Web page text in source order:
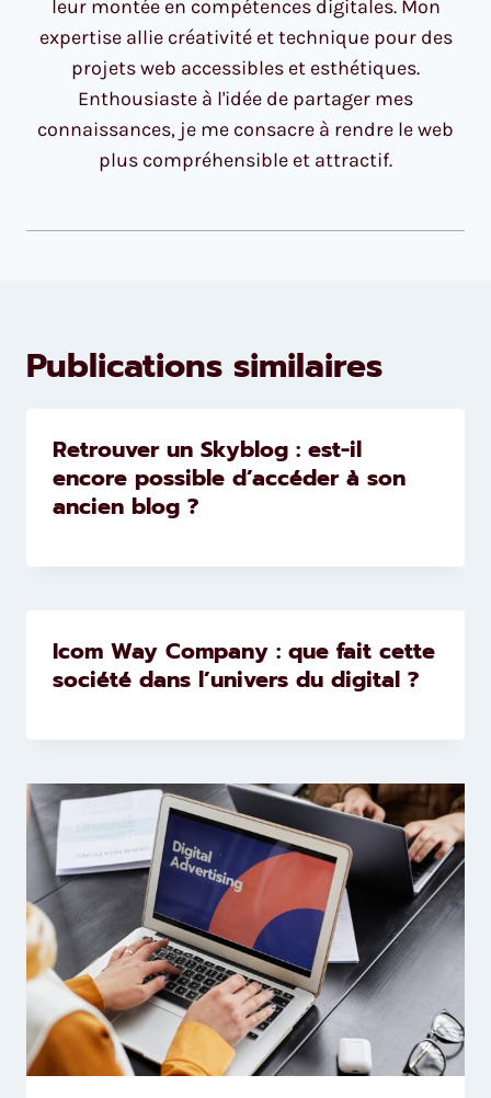
leur montée en compétences digitales. Mon
expertise allie créativité et technique pour des
projets web accessibles et esthétiques.
Enthousiaste à l'idée de partager mes
connaissances, je me consacre à rendre le web
plus compréhensible et attractif.
Publications similaires
Retrouver un Skyblog : est-il
encore possible d’accéder à son
ancien blog ?
Icom Way Company : que fait cette
société dans l’univers du digital ?